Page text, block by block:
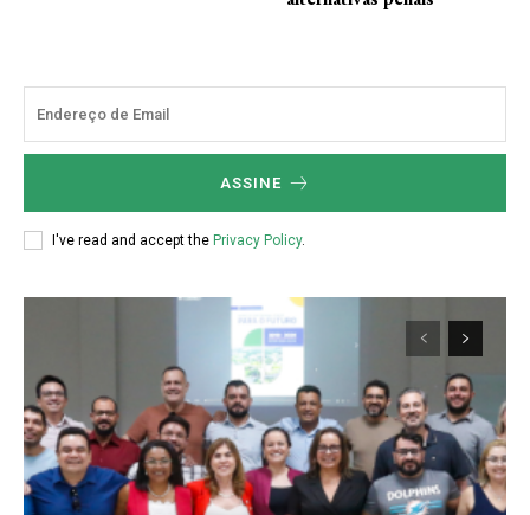
ASSINE
I've read and accept the Privacy Policy.